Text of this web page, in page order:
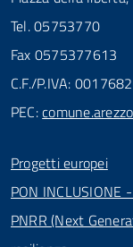
Tel. 05753770
Fax 0575377613
C.F./P.IVA:
PEC:
Progetti europei
PON
PNRR (Next